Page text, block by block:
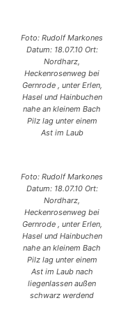
Foto: Rudolf Markones
Datum: 18.07.10 Ort:
Nordharz,
Heckenrosenweg bei
Gernrode , unter Erlen,
Hasel und Hainbuchen
nahe an kleinem Bach
Pilz lag unter einem
Ast im Laub
Foto: Rudolf Markones
Datum: 18.07.10 Ort:
Nordharz,
Heckenrosenweg bei
Gernrode , unter Erlen,
Hasel und Hainbuchen
nahe an kleinem Bach
Pilz lag unter einem
Ast im Laub nach
liegenlassen außen
schwarz werdend